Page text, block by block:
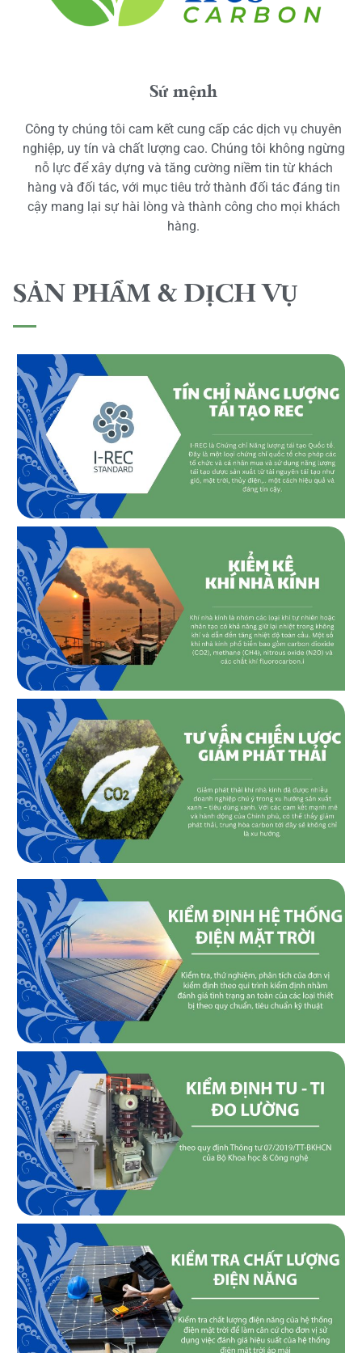
Sứ mệnh
Công ty chúng tôi cam kết cung cấp các dịch vụ chuyên
nghiệp, uy tín và chất lượng cao. Chúng tôi không ngừng
nỗ lực để xây dựng và tăng cường niềm tin từ khách
hàng và đối tác, với mục tiêu trở thành đối tác đáng tin
cậy mang lại sự hài lòng và thành công cho mọi khách
hàng.
SẢN PHẨM & DỊCH VỤ